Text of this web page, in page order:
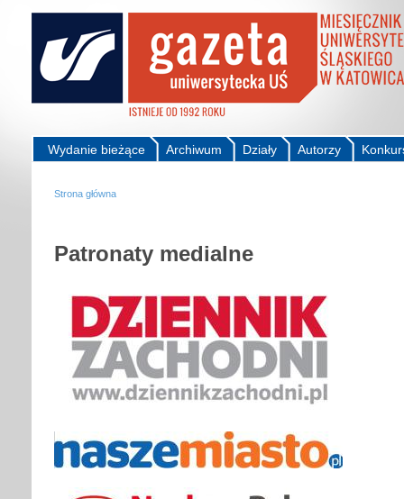
Autorzy
Działy
Archiwum
Wydanie bieżące
Strona główna
Patronaty medialne